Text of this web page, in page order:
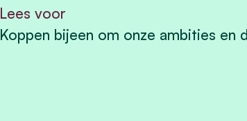
Lees voor
Koppen bijeen om onze ambities en